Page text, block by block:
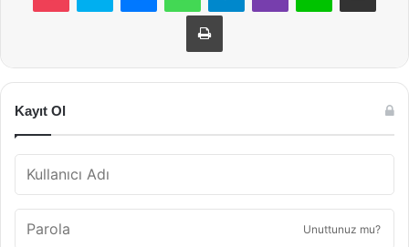
Yazdır
Kayıt Ol
Unuttunuz mu?